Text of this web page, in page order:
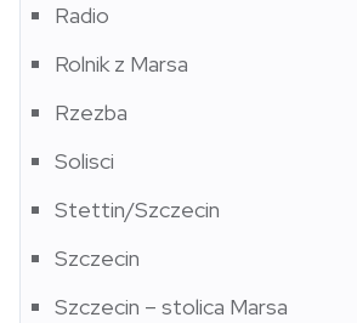
Radio
Rolnik z Marsa
Rzezba
Solisci
Stettin/Szczecin
Szczecin
Szczecin – stolica Marsa